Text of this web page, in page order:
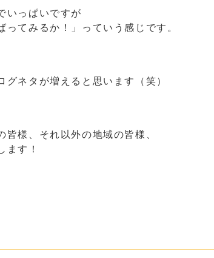
いっぱいですが
ってみるか！」っていう感じです。
グネタが増えると思います（笑）
様、それ以外の地域の皆様、
ます！